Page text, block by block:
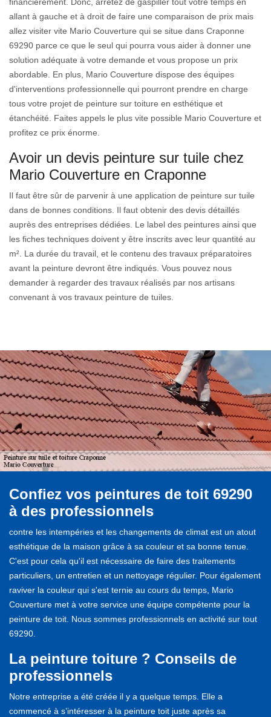
allant à gauche et à droit de faire une comparaison de prix mais
allez visiter vite Mario Couverture qui se situe dans Craponne
69290 parce ce que le seul qui pourra vous aider à donner une
solution adéquate à votre demande et vous propose un prix
abordable. En plus, Mario Couverture dispose des équipes
d'interventions professionnelle qui pourront prendre en charge
tous votre projet de peinture sur toiture en esthétique et
étanchéité. Faites appels le plus vite possible Mario Couverture et
profitez ce prix énorme.
Avoir un devis peinture sur tuile chez
Mario Couverture en Craponne
Il faut être sûr de parvenir à une application de peinture sur tuile
dans de bonnes conditions. Il faut obtenir des devis détaillés
auprès des entreprises dédiées. Le label des peintures ainsi que
les fiches techniques doivent y être inscrits avec leur quantité au
m². La durée du travail, et le contenu des travaux préparatoires
avant la peinture devront être indiqués. Vous pouvez nous
demander à regarder des travaux réalisés par nos artisans
convenant à vos travaux peinture de tuiles.
Confiez vos peintures de toit 69290
à des professionnels
contre les intempéries et les changements de climat est un atout
esthétique de la maison grâce à sa couleur et sa bonne tenue.
C'est pour cela qu'il est nécessaire de faire des traitements
particuliers, un entretien et un nettoyage régulier. Pour également
raviver la couleur qui s'est ternie au cours du temps, Mario
Couverture met à votre service une équipe compétente pour la
peinture de toit. Nous sommes professionnels en activité sur tout
69290.
La peinture toiture ? Conseils de
professionnels
Notre entreprise a été créée il y a quelque temps. Elle a
commencé à s’intéresser à la peinture toit juste après sa